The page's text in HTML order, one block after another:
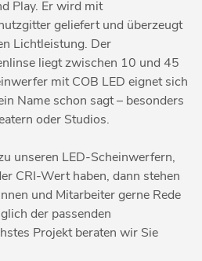
Play. Er wird mit
geliefert und überzeugt
Lichtleistung. Der
liegt zwischen 10 und 45
mit COB LED eignet sich
Name schon sagt – besonders
oder Studios.
unseren LED-Scheinwerfern,
CRI-Wert haben, dann stehen
und Mitarbeiter gerne Rede
der passenden
Projekt beraten wir Sie